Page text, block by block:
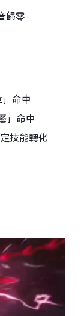
歸零
」命中
」命中
技能轉化